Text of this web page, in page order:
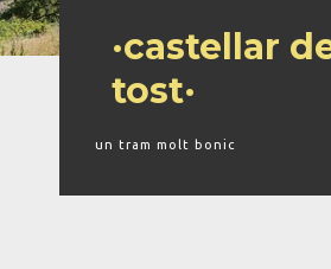
·castellar
tost·
un tram molt bonic